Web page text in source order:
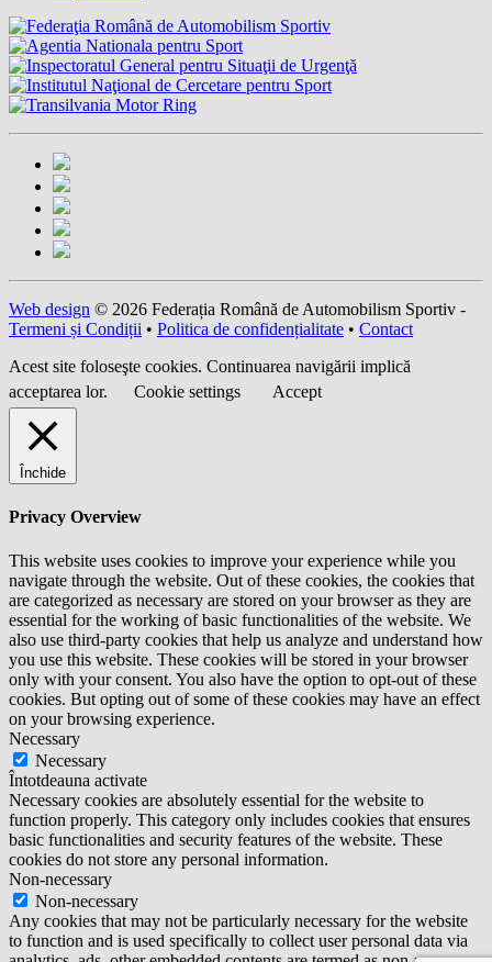
Web design © 2026 Federația Română de Automobilism Sportiv -
Termeni și Condiții • Politica de confidențialitate • Contact
Acest site foloseşte cookies. Continuarea navigării implică
acceptarea lor.
Cookie settings Accept
Închide
Privacy Overview
This website uses cookies to improve your experience while you
navigate through the website. Out of these cookies, the cookies that
are categorized as necessary are stored on your browser as they are
essential for the working of basic functionalities of the website. We
also use third-party cookies that help us analyze and understand how
you use this website. These cookies will be stored in your browser
only with your consent. You also have the option to opt-out of these
cookies. But opting out of some of these cookies may have an effect
on your browsing experience.
Necessary
Necessary
Întotdeauna activate
Necessary cookies are absolutely essential for the website to
function properly. This category only includes cookies that ensures
basic functionalities and security features of the website. These
cookies do not store any personal information.
Non-necessary
Non-necessary
Any cookies that may not be particularly necessary for the website
to function and is used specifically to collect user personal data via